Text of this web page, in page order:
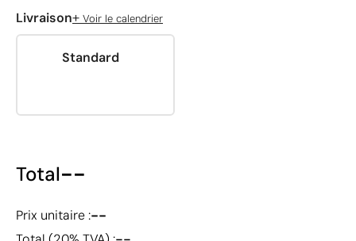
Livraison+ Voir le calendrier
Standard
Total--
Prix unitaire :--